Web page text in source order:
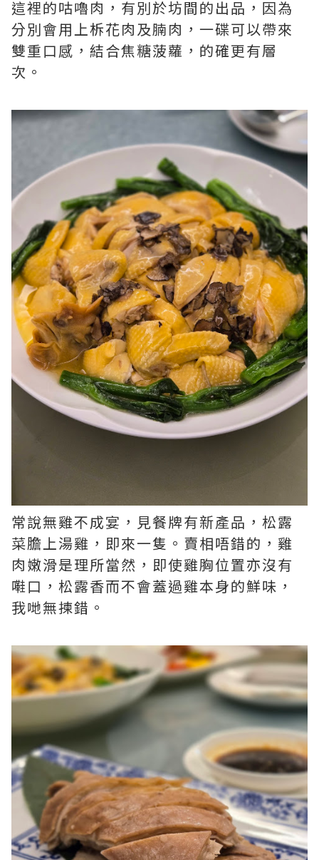
這裡的咕嚕肉，有別於坊間的出品，因為
分別會用上柝花肉及腩肉，一碟可以帶來
雙重口感，結合焦糖菠蘿，的確更有層
次。
常說無雞不成宴，見餐牌有新產品，松露
菜膽上湯雞，即來一隻。賣相唔錯的，雞
肉嫩滑是理所當然，即使雞胸位置亦沒有
嚡口，松露香而不會蓋過雞本身的鮮味，
我哋無揀錯。